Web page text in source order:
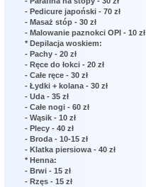
- Pedicure japoński - 70 zł
- Masaż stóp - 30 zł
- Malowanie paznokci OPI - 10 zł
* Depilacja woskiem:
- Pachy - 20 zł
- Ręce do łokci - 20 zł
- Całe ręce - 30 zł
- Łydki + kolana - 30 zł
- Uda - 35 zł
- Całe nogi - 60 zł
- Wąsik - 10 zł
- Plecy - 40 zł
- Broda - 10-15 zł
- Klatka piersiowa - 40 zł
* Henna:
- Brwi - 15 zł
- Rzęs - 15 zł